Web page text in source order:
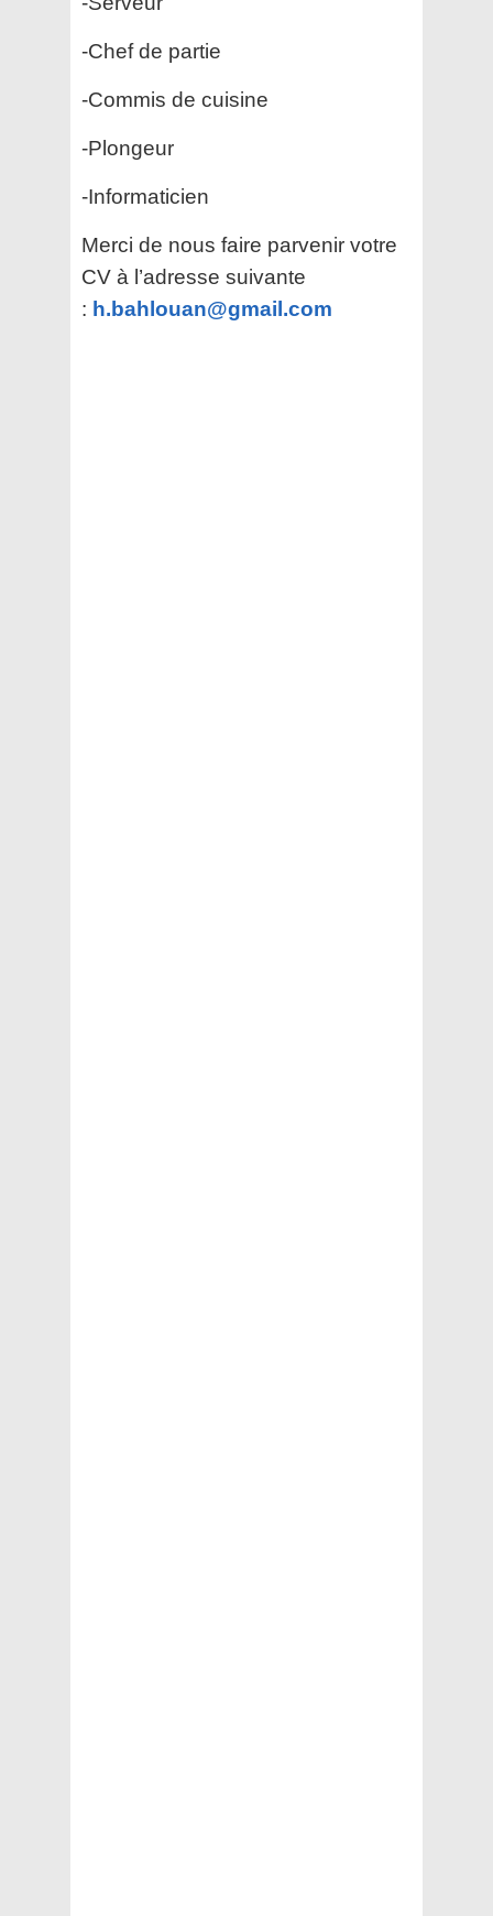
-Chef de partie
-Commis de cuisine
-Plongeur
-Informaticien
Merci de nous faire parvenir votre
CV à l’adresse suivante
: h.bahlouan@gmail.com